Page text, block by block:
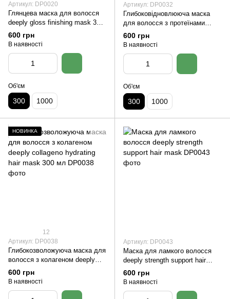
Артикул: DP0020
Глянцева маска для волосся
deeply gloss finishing mask 300
мл
600 грн
В наявності
Об'єм
300 1000
Артикул: DP0032
Глибоковідновлююча маска
для волосся з протеїнами
deeply protein restoring hair
mask 300 мл
600 грн
В наявності
Об'єм
300 1000
НОВИНКА
12
Артикул: DP0038
Глибокозволожуюча маска для
волосся з колагеном deeply
collageno hydrating hair mask
300 мл
600 грн
В наявності
Артикул: DP0043
Маска для ламкого волосся
deeply strength support hair
mask
600 грн
В наявності